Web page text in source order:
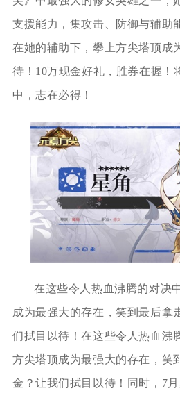
支援能力，集攻击、防御与辅助
在她的辅助下，攀上方尖塔顶成
待！10万现金好礼，胜券在握！
中，志在必得！
在这些令人热血沸腾的对决
成为最强大的存在，笑到最后拿
们拭目以待！在这些令人热血沸
方尖塔顶成为最强大的存在，笑
金？让我们拭目以待！同时，7